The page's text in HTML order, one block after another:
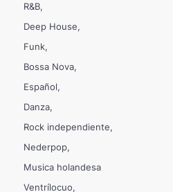
R&B
Deep House
Funk
Bossa Nova
Español
Danza
Rock independiente
Nederpop
Musica holandesa
Ventrílocuo